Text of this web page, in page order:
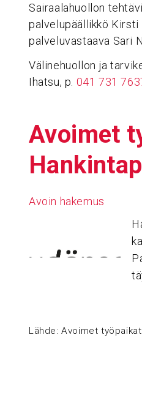
Sairaalahuollon
palvelupäällikkö
palveluvastaava Sari
Välinehuollon ja
Ihatsu, p. 041 731
Avoimet
Avoin hakemus
Lähde:Avoimet työpaikat